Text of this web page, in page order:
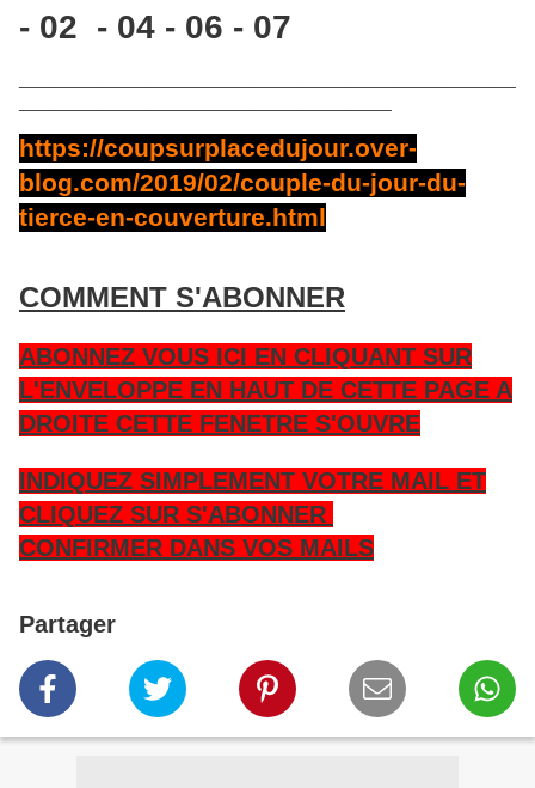
- 02 - 04 - 06 - 07
https://coupsurplacedujour.over-
blog.com/2019/02/couple-du-jour-du-
tierce-en-couverture.html
COMMENT S'ABONNER
ABONNEZ VOUS ICI EN CLIQUANT SUR
L'ENVELOPPE EN HAUT DE CETTE PAGE A
DROITE CETTE FENETRE S'OUVRE
INDIQUEZ SIMPLEMENT VOTRE MAIL ET
CLIQUEZ SUR S'ABONNER
CONFIRMER DANS VOS MAILS
Partager